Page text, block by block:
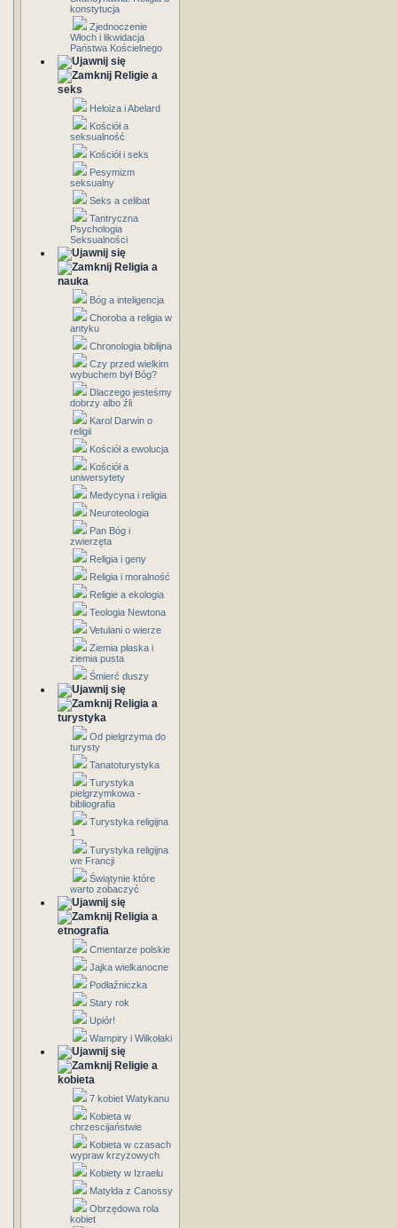
konstytucja
Zjednoczenie
Włoch i likwidacja
Państwa Kościelnego
Religie a
seks
Heloiza i Abelard
Kościół a
seksualność
Kościół i seks
Pesymizm
seksualny
Seks a celibat
Tantryczna
Psychologia
Seksualności
Religia a
nauka
Bóg a inteligencja
Choroba a religia w
antyku
Chronologia biblijna
Czy przed wielkim
wybuchem był Bóg?
Dlaczego jesteśmy
dobrzy albo źli
Karol Darwin o
religii
Kościół a ewolucja
Kościół a
uniwersytety
Medycyna i religia
Neuroteologia
Pan Bóg i
zwierzęta
Religia i geny
Religia i moralność
Religie a ekologia
Teologia Newtona
Vetulani o wierze
Ziemia płaska i
ziemia pusta
Śmierć duszy
Religia a
turystyka
Od pielgrzyma do
turysty
Tanatoturystyka
Turystyka
pielgrzymkowa -
bibliografia
Turystyka religijna
1
Turystyka religijna
we Francji
Świątynie które
warto zobaczyć
Religia a
etnografia
Cmentarze polskie
Jajka wielkanocne
Podłaźniczka
Stary rok
Upiór!
Wampiry i Wilkołaki
Religie a
kobieta
7 kobiet Watykanu
Kobieta w
chrzescijaństwie
Kobieta w czasach
wypraw krzyżowych
Kobiety w Izraelu
Matylda z Canossy
Obrzędowa rola
kobiet